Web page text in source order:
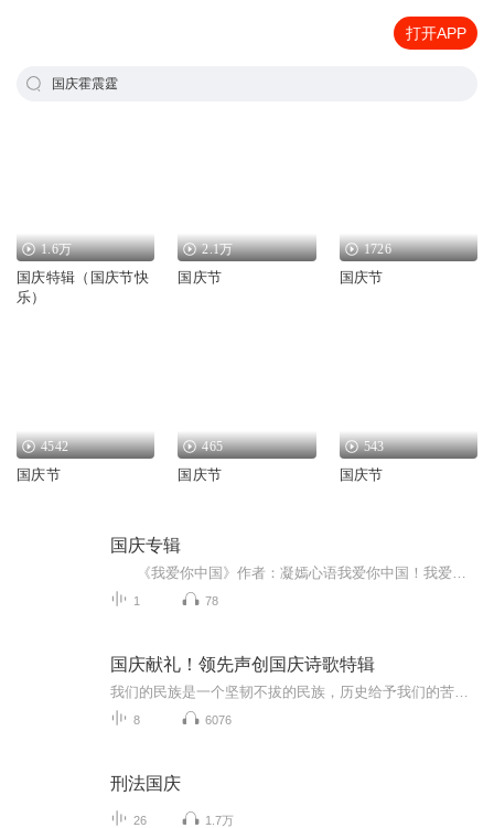
打开APP
国庆霍震霆
1.6万
国庆特辑（国庆节快
乐）
2.1万
国庆节
1726
国庆节
4542
国庆节
465
国庆节
543
国庆节
国庆专辑
1 78
国庆献礼！领先声创国庆诗歌特辑
8 6076
刑法国庆
26 1.7万